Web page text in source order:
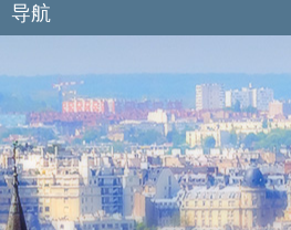
导航